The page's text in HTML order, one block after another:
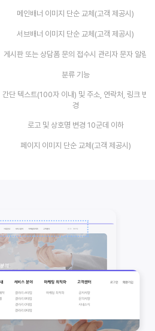
메인배너 이미지 단순 교체(고객 제공시)
서브배너 이미지 단순 교체(고객 제공시)
게시판 또는 상담폼 문의 접수시 관리자 문자 알림
분류 기능
간단 텍스트(100자 이내) 및 주소, 연락처, 링크 변
경
로고 및 상호명 변경 10군데 이하
페이지 이미지 단순 교체(고객 제공시)